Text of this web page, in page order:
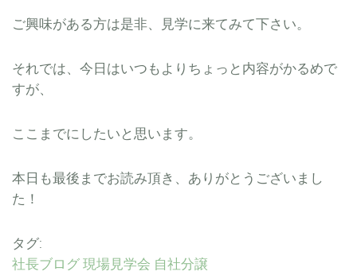
ご興味がある方は是非、見学に来てみて下さい。
それでは、今日はいつもよりちょっと内容がかるめで
すが、
ここまでにしたいと思います。
本日も最後までお読み頂き、ありがとうございまし
た！
タグ:
社長ブログ現場見学会 自社分譲